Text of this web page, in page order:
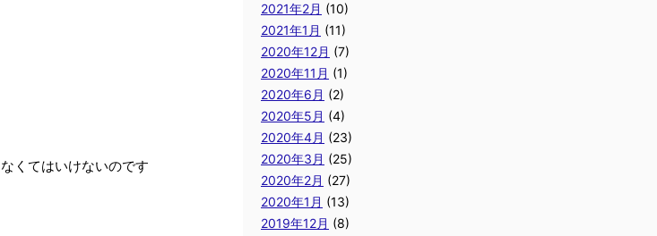
くてはいけないのです
2021年2月 (10)
2021年1月 (11)
2020年12月 (7)
2020年11月 (1)
2020年6月 (2)
2020年5月 (4)
2020年4月 (23)
2020年3月 (25)
2020年2月 (27)
2020年1月 (13)
2019年12月 (8)